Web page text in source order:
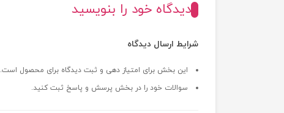
دیدگاه خود را بنویسید
شرایط ارسال دیدگاه
این بخش برای امتیاز دهی و ثبت دیدگاه برای محصول است.
سوالات خود را در بخش پرسش و پاسخ ثبت کنید.